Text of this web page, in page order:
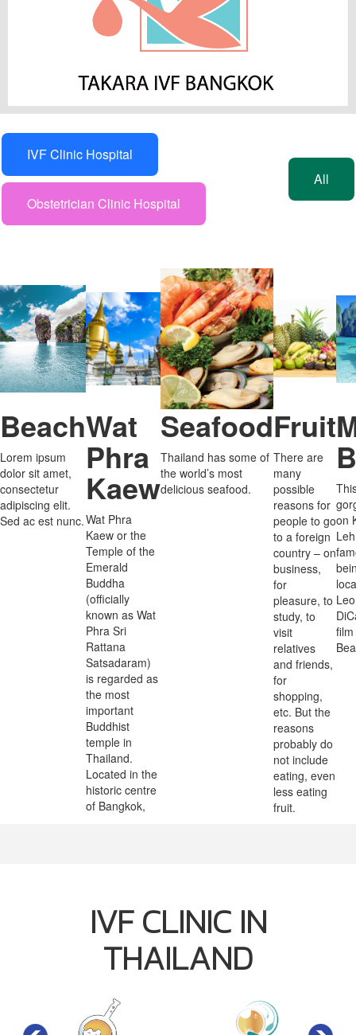
IVF Clinic Hospital
Obstetrician Clinic Hospital
All
Beach
Lorem ipsum
dolor sit amet,
consectetur
adipiscing elit.
Sed ac est nunc.
Wat
Phra
Kaew
Wat Phra
Kaew or the
Temple of the
Emerald
Buddha
(officially
known as Wat
Phra Sri
Rattana
Satsadaram)
is regarded as
the most
important
Buddhist
temple in
Thailand.
Located in the
historic centre
of Bangkok,
Seafood
Thailand has some of
the world’s most
delicious seafood.
Fruit
There are
many
possible
reasons for
people to go
to a foreign
country – on
business,
for
pleasure, to
study, to
visit
relatives
and friends,
for
shopping,
etc. But the
reasons
probably do
not include
eating, even
less eating
fruit.
on
film
IVF CLINIC IN
THAILAND